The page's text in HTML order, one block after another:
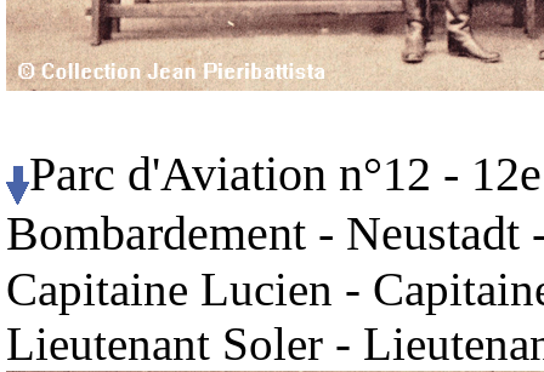
Parc d'Aviation n°12 -
Bombardement -
Capitaine Lucien -
Lieutenant Soler -